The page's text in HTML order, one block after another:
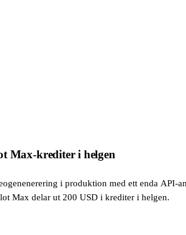
Max-krediter i helgen
i produktion med ett enda API-
Max delar ut 200 USD i krediter i helgen.